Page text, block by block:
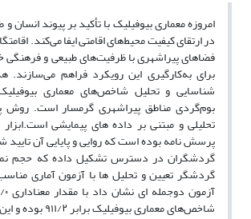
امروزه معماری بیوفیلیک با تأکید بر پیوند
در ارتقای کیفیت محیط‌های اقامتی ایفا می‌کند.
فضاهای پیراشهری با ظرفیت‌های طبیعی و فرهنگی
برای به‌کارگیری این رویکرد فراهم
شناسایی و تحلیل شاخص‌های معماری
بوم‌گردی مناطق پیراشهری گرمسار است.
تحلیلی و مبتنی بر داده های پیمایشی
پرسش نامه بوده است که روایی و پایایی آن تایید
گردشگر تعیین و تحلیل ها با آزمون آماری
شاخص‌های معماری